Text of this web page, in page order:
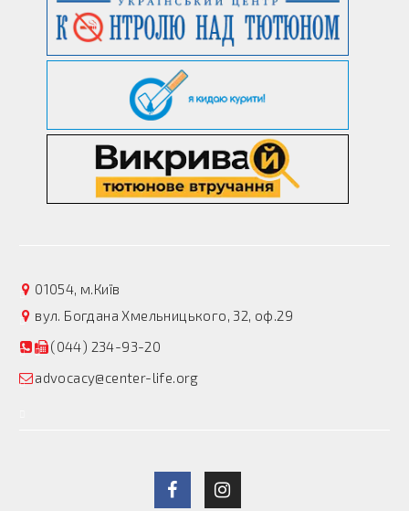
01054, м.Київ
вул. Богдана Хмельницького, 32, оф.29
(044) 234-93-20
advocacy@center-life.org